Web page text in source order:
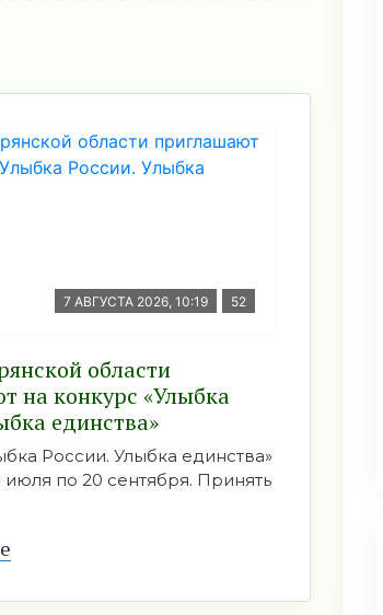
7 АВГУСТА 2026, 10:19 52
области
на конкурс «Улыбка
единства»
России. Улыбка единства»
июля по 20 сентября. Принять